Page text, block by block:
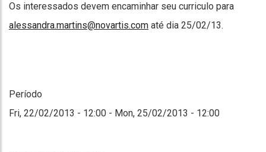
Os interessados devem encaminhar seu curriculo para
alessandra.martins@novartis.com até dia 25/02/13.
Período
Fri, 22/02/2013 - 12:00 - Mon, 25/02/2013 - 12:00